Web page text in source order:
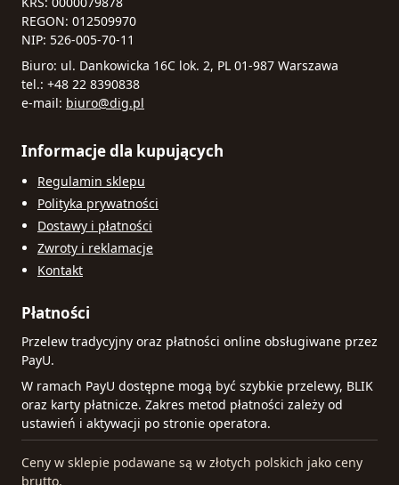
REGON: 012509970
NIP: 526-005-70-11
Biuro: ul. Dankowicka 16C lok. 2, PL 01-987 Warszawa
tel.: +48 22 8390838
e-mail: biuro@dig.pl
Informacje dla kupujących
Regulamin sklepu
Polityka prywatności
Dostawy i płatności
Zwroty i reklamacje
Kontakt
Płatności
Przelew tradycyjny oraz płatności online obsługiwane przez
PayU.
W ramach PayU dostępne mogą być szybkie przelewy, BLIK
oraz karty płatnicze. Zakres metod płatności zależy od
ustawień i aktywacji po stronie operatora.
Ceny w sklepie podawane są w złotych polskich jako ceny
brutto.